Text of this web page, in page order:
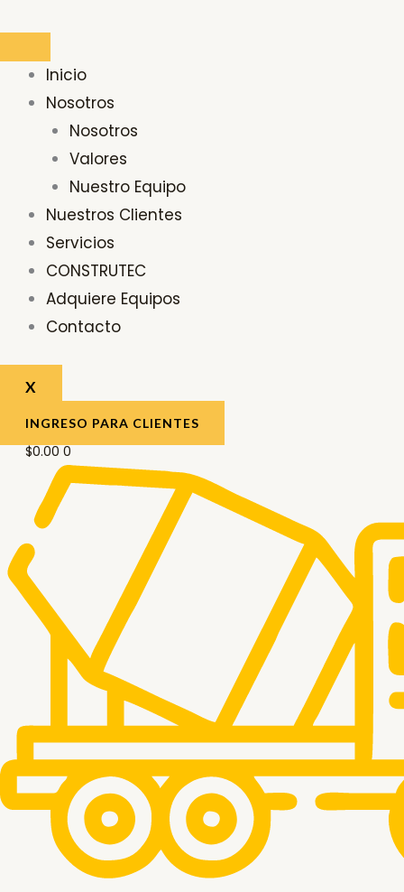
contenido
Inicio
Nosotros
Nosotros
Valores
Nuestro Equipo
Nuestros Clientes
Servicios
CONSTRUTEC
Adquiere Equipos
Contacto
X
INGRESO PARA CLIENTES
$0.00 0